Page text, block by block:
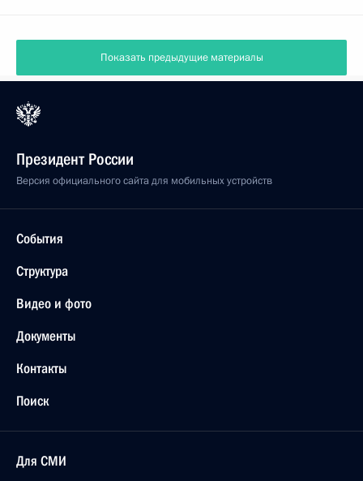
Показать предыдущие материалы
Президент России
Версия официального сайта для мобильных устройств
События
Структура
Видео и фото
Документы
Контакты
Поиск
Для СМИ